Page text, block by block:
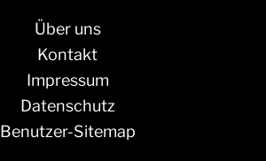
Über uns
Kontakt
Impressum
Datenschutz
Benutzer-Sitemap